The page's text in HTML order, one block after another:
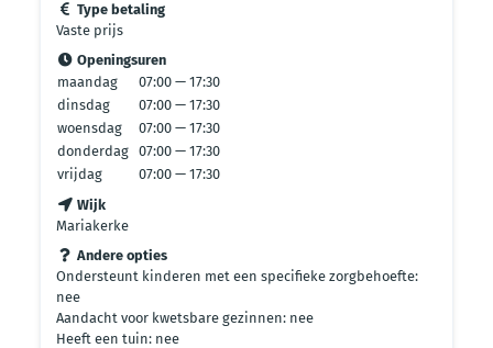
Type betaling
Vaste prijs
Openingsuren
maandag
07:00 — 17:30
dinsdag
07:00 — 17:30
woensdag
07:00 — 17:30
donderdag 07:00 — 17:30
vrijdag
07:00 — 17:30
Wijk
Mariakerke
Andere opties
Ondersteunt kinderen met een specifieke zorgbehoefte:
nee
Aandacht voor kwetsbare gezinnen: nee
Heeft een tuin: nee